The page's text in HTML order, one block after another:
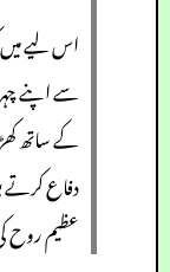
اس لیے
سے اپنے
کے ساتھ
دفاع
عظیم روح